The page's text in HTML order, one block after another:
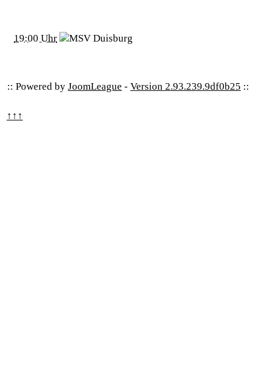
19:00 Uhr
:: Powered by JoomLeague - Version 2.93.239.9df0b25 ::
↑↑↑